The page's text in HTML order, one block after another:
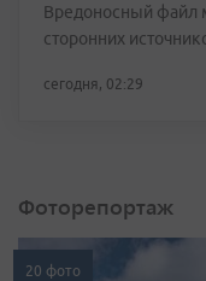
Вредоносный файл
сторонних
сегодня, 02:29
Фоторепортаж
20 фото